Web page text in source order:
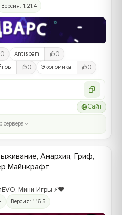
Версия: 1.21.4
0 Antispam 0
0 Экономика 0
Сайт
сервера
Анархия, Гриф,
Майнкрафт
Мини-Игры ⚡️❤️
Версия: 1.16.5